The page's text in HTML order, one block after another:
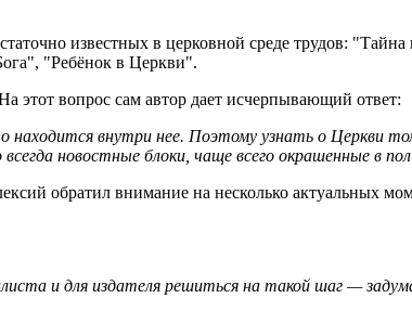
известных в церковной среде трудов:
"Ребёнок в Церкви".
этот вопрос сам автор дает исчерпывающий ответ:
внутри нее. Поэтому узнать о Церкви
новостные блоки, чаще всего окрашенные в
обратил внимание на несколько актуальных
и для издателя решиться на такой шаг —